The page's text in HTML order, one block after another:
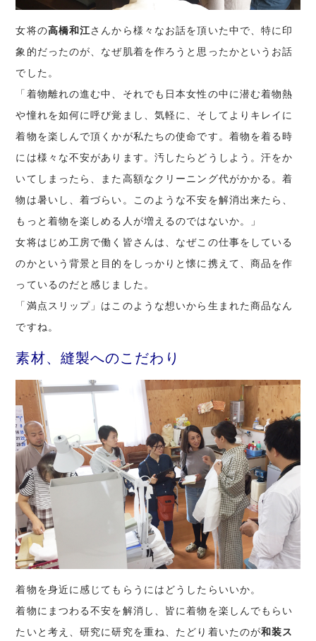
女将の高橋和江さんから様々なお話を頂いた中で、特に印
象的だったのが、なぜ肌着を作ろうと思ったかというお話
でした。
「着物離れの進む中、それでも日本女性の中に潜む着物熱
や憧れを如何に呼び覚まし、気軽に、そしてよりキレイに
着物を楽しんで頂くかが私たちの使命です。着物を着る時
には様々な不安があります。汚したらどうしよう。汗をか
いてしまったら、また高額なクリーニング代がかかる。着
物は暑いし、着づらい。このような不安を解消出来たら、
もっと着物を楽しめる人が増えるのではないか。」
女将はじめ工房で働く皆さんは、なぜこの仕事をしている
のかという背景と目的をしっかりと懐に携えて、商品を作
っているのだと感じました。
「満点スリップ」はこのような想いから生まれた商品なん
ですね。
素材、縫製へのこだわり
着物を身近に感じてもらうにはどうしたらいいか。
着物にまつわる不安を解消し、皆に着物を楽しんでもらい
たいと考え、研究に研究を重ね、たどり着いたのが和装ス